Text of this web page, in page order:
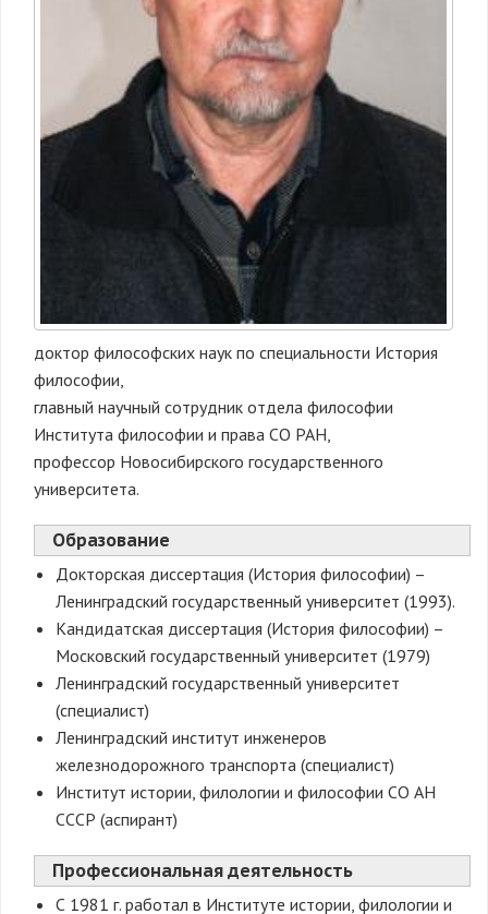
доктор философских наук по специальности История
философии,
главный научный сотрудник отдела философии
Института философии и права СО РАН,
профессор Новосибирского государственного
университета.
Образование
Докторская диссертация (История философии) –
Ленинградский государственный университет (1993).
Кандидатская диссертация (История философии) –
Московский государственный университет (1979)
Ленинградский государственный университет
(специалист)
Ленинградский институт инженеров
железнодорожного транспорта (специалист)
Институт истории, филологии и философии СО АН
СССР (аспирант)
Профессиональная деятельность
С 1981 г. работал в Институте истории, филологии и